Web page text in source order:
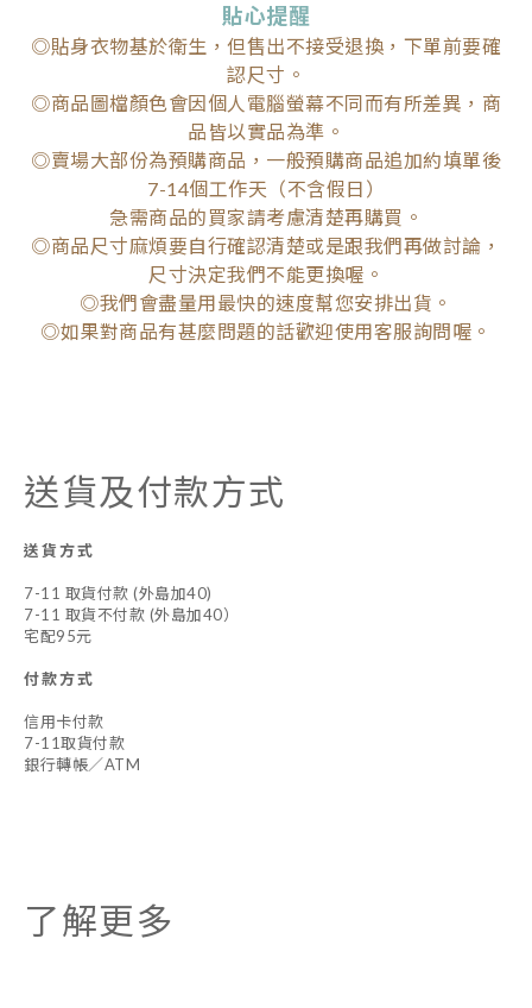
貼心提醒
◎貼身衣物基於衛生，但售出不接受退換，下單前要確
認尺寸。
◎商品圖檔顏色會因個人電腦螢幕不同而有所差異，商
品皆以實品為準。
◎賣場大部份為預購商品，一般預購商品追加約填單後
7-14個工作天（不含假日）
急需商品的買家請考慮清楚再購買。
◎商品尺寸麻煩要自行確認清楚或是跟我們再做討論，
尺寸決定我們不能更換喔。
◎我們會盡量用最快的速度幫您安排出貨。
◎如果對商品有甚麼問題的話歡迎使用客服詢問喔。
送貨及付款方式
送貨方式
7-11 取貨付款 (外島加40)
7-11 取貨不付款 (外島加40）
宅配95元
付款方式
信用卡付款
7-11取貨付款
銀行轉帳／ATM
了解更多